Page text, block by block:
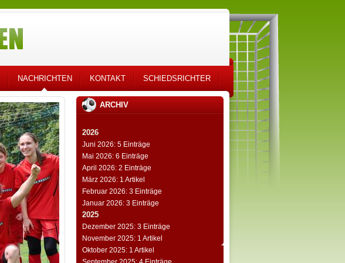
NACHRICHTEN KONTAKT SCHIEDSRICHTER
ARCHIV
2026
Juni 2026: 5 Einträge
Mai 2026: 6 Einträge
April 2026: 2 Einträge
März 2026: 1 Artikel
Februar 2026: 3 Einträge
Januar 2026: 3 Einträge
2025
Dezember 2025: 3 Einträge
November 2025: 1 Artikel
Oktober 2025: 1 Artikel